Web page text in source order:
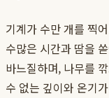
기계가 수만 개를 찍
수많은 시간과 땀을
바느질하며, 나무를
수 없는 깊이와 온기